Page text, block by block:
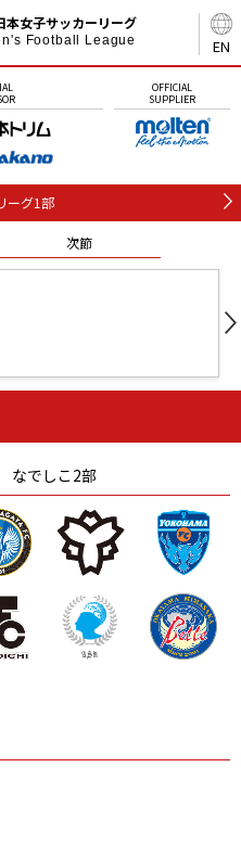
EN
本女子サッカーリーグ
Football League
OFFICIAL
SUPPLIER
ーグ1部
次節
石人の星
静岡 愛媛Ｌ
なでしこ2部